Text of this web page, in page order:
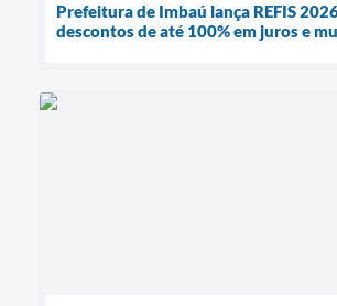
Prefeitura de Imbaú lança REFIS
descontos de até 100% em juros e